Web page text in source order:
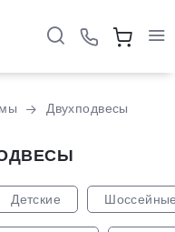
Двухподвесы
Детские